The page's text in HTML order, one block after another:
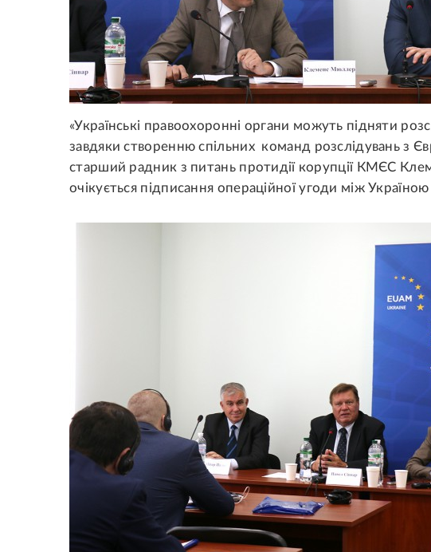
«Українські правоохоронні органи можуть підняти
завдяки створенню спільних команд розслідувань з
старший радник з питань протидії корупції КМЄС
очікується підписання операційної угоди між